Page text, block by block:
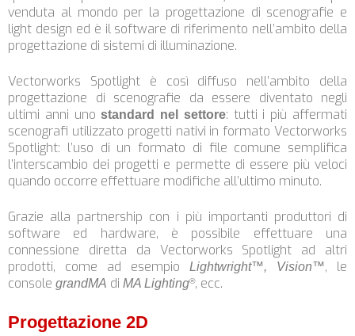
venduta al mondo per la progettazione di scenografie e
light design ed è il software di riferimento nell’ambito della
progettazione di sistemi di illuminazione.
Vectorworks Spotlight è così diffuso nell’ambito della
progettazione di scenografie da essere diventato negli
ultimi anni unostandard nel settore: tutti i più affermati
scenografi utilizzato progetti nativi in formato Vectorworks
Spotlight: l’uso di un formato di file comune semplifica
l’interscambio dei progetti e permette di essere più veloci
quando occorre effettuare modifiche all’ultimo minuto.
Grazie alla partnership con i più importanti produttori di
software ed hardware, è possibile effettuare una
connessione diretta da Vectorworks Spotlight ad altri
prodotti, come ad esempio
Lightwright™, Vision™, le
console grandMA di MA Lighting®, ecc.
Progettazione 2D